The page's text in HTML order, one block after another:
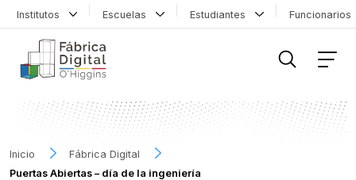
Institutos Escuelas Estudiantes
Inicio
Fábrica Digital
Puertas Abiertas – día de la ingeniería